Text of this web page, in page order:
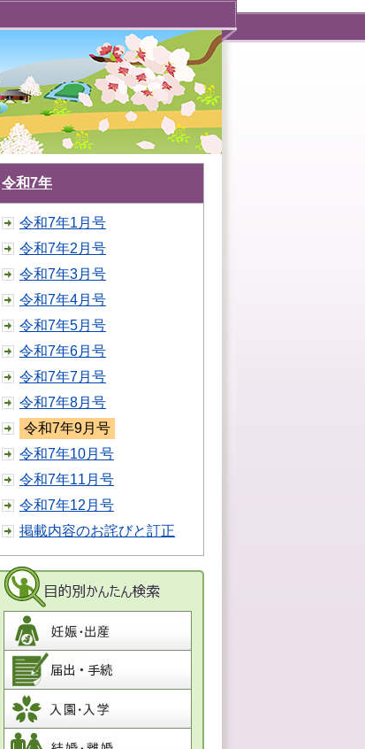
令和7年
令和7年1月号
令和7年2月号
令和7年3月号
令和7年4月号
令和7年5月号
令和7年6月号
令和7年7月号
令和7年8月号
令和7年9月号
令和7年10月号
令和7年11月号
令和7年12月号
掲載内容のお詫びと訂正